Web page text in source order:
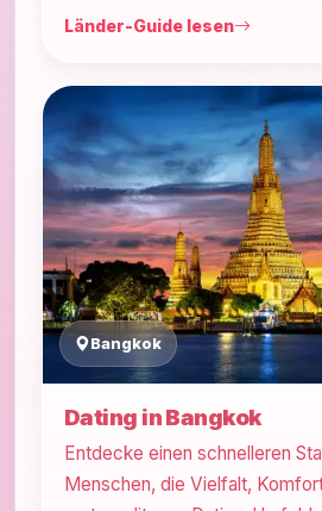
Länder-Guide lesen
Bangkok
Dating in Bangkok
Entdecke einen schnelleren
Menschen, die Vielfalt,